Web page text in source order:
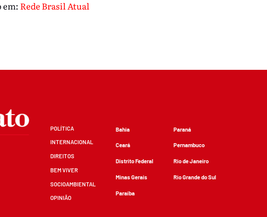
Rede Brasil Atual
POLÍTICA
INTERNACIONAL
DIREITOS
BEM VIVER
SOCIOAMBIENTAL
OPINIÃO
Bahia
Ceará
Distrito Federal
Minas Gerais
Paraíba
Paraná
Pernambuco
Rio de Janeiro
Rio Grande do Sul